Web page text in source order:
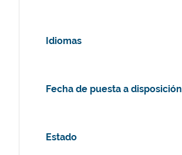
Idiomas
Fecha de puesta a disposición
Estado